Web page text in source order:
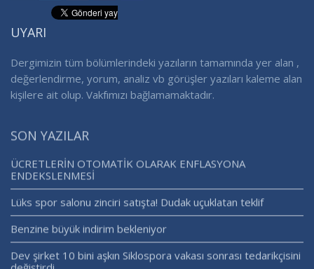
UYARI
Dergimizin tüm bölümlerindeki yazıların tamamında yer alan ,
değerlendirme, yorum, analiz vb görüşler yazıları kaleme alan
kişilere ait olup. Vakfımızı bağlamamaktadır.
SON YAZILAR
ÜCRETLERİN OTOMATİK OLARAK ENFLASYONA
ENDEKSLENMESİ
Lüks spor salonu zinciri satışta! Dudak uçuklatan teklif
Benzine büyük indirim bekleniyor
Dev şirket 10 bini aşkın Siklospora vakası sonrası tedarikçisini